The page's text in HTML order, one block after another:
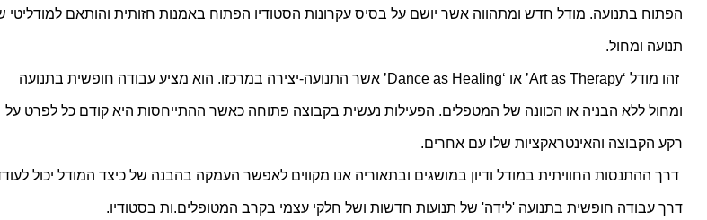
תנועה ומחול.
ומחול ללא הבניה או הכוונה של המטפלים. הפעילות נעשית בקבוצה פתוחה כאשר ההתייחסות היא קודם כל לפרט על
רקע הקבוצה והאינטראקציות שלו עם אחרים.
דרך עבודה חופשית בתנועה 'לידה' של תנועות חדשות ושל חלקי עצמי בקרב המטופלים.ות בסטודיו.